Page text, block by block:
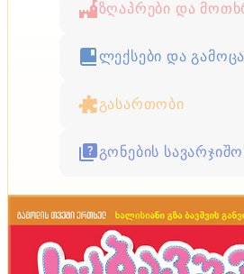
ზღაპრები და
ლექსები და
გასართობი
გონების სავარჯიშო